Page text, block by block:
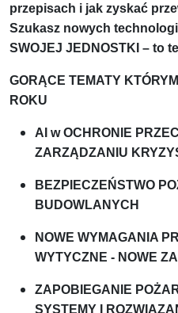
przepisach i jak zyskać
Szukasz nowych
SWOJEJ JEDNOSTKI – to
GORĄCE TEMATY
ROKU
AI w OCHRONIE
ZARZĄDZANIU
BEZPIECZEŃSTWO
BUDOWLANYCH
NOWE WYMAGANIA
WYTYCZNE - NOWE
ZAPOBIEGANIE
SYSTEMY I